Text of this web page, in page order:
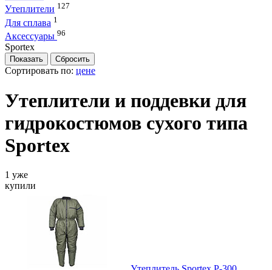
Утеплители 127
Для сплава 1
Аксессуары 96
Sportex
Сортировать по: цене
Утеплители и поддевки для
гидрокостюмов сухого типа
Sportex
1 уже
купили